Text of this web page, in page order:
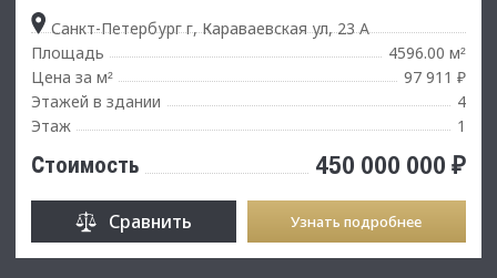
Санкт-Петербург г, Караваевская ул, 23 А
Площадь
4596.00 м²
Цена за м²
97 911 ₽
Этажей в здании
4
Этаж
1
Стоимость 450 000 000 ₽
Сравнить Узнать подробнее